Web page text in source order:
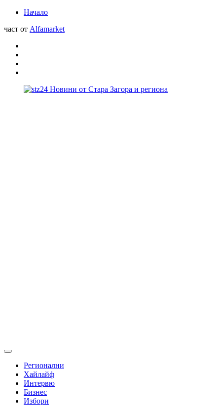
Начало
част от Alfamarket
Регионални
Хайлайф
Интервю
Бизнес
Избори